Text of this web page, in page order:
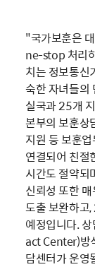
"국가보훈은
ne-stop 처리
치는 정보통신
숙한 자녀들의
실국과 25개
본부의 보훈상
지원 등 보훈
연결되어 친절
시간도 절약되
신뢰성 또한
도출 보완하고
예정입니다.
act Center)방
담센터가 운영